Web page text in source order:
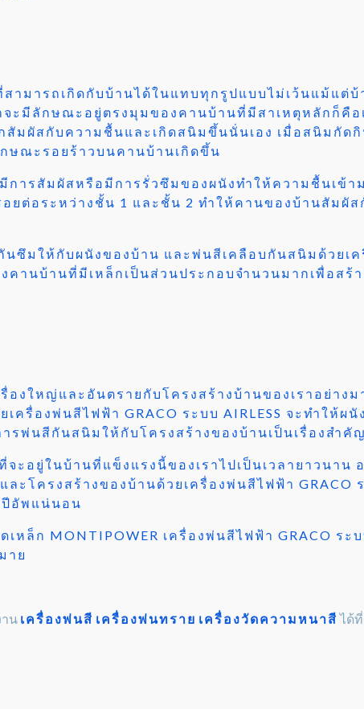
ามารถเกิดกับบ้านได้ในแทบทุกรูปแบบไม่เว้นแม้แต่
ะมีลักษณะอยู่ตรงมุมของคานบ้านที่มีสาเหตุหลักก็คื
สัมผัสกับความชื้นและเกิดสนิมขึ้นนั่นเอง เมื่อสนิมกัด
ษณะรอยร้าวบนคานบ้านเกิดขึ้น
ารสัมผัสหรือมีการรั่วซึมของผนังทำให้ความชื้นเข้า
ยต่อระหว่างชั้น 1 และชั้น 2 ทำให้คานของบ้านสัมผั
มให้กับผนังของบ้าน และพ่นสีเคลือบกันสนิมด้วยเค
งคานบ้านที่มีเหล็กเป็นส่วนประกอบจำนวนมากเพื่อส
องใหญ่และอันตรายกับโครงสร้างบ้านของเราอย่าง
ครื่องพ่นสีไฟฟ้า GRACO ระบบ AIRLESS จะทำให้ผ
รพ่นสีกันสนิมให้กับโครงสร้างของบ้านเป็นเรื่องสำคั
ะอยู่ในบ้านที่แข็งแรงนี้ของเราไปเป็นเวลายาวนาน
โครงสร้างของบ้านด้วยเครื่องพ่นสีไฟฟ้า GRACO ร
อัพแน่นอน
เหล็ก MONTIPOWER เครื่องพ่นสีไฟฟ้า GRACO ระ
าย
น เครื่องพ่นสี เครื่องพ่นทราย เครื่องวัดความหนาสี ได้ที่